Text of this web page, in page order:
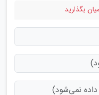
بگذارید